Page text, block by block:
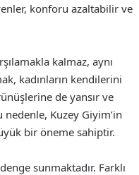
konforu azaltabilir ve
kalmaz, aynı
kadınların kendilerini
de yansır ve
Kuzey Giyim’in
bir öneme sahiptir.
sunmaktadır. Farklı